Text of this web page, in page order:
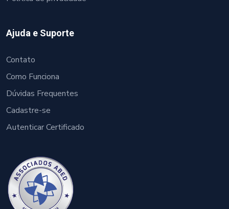
Ajuda e Suporte
Contato
Como Funciona
Dúvidas Frequentes
Cadastre-se
Autenticar Certificado